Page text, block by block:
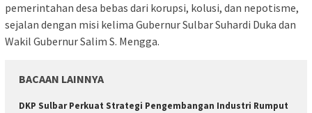
pemerintahan desa bebas dari korupsi, kolusi, dan nepotisme,
sejalan dengan misi kelima Gubernur Sulbar Suhardi Duka dan
Wakil Gubernur Salim S. Mengga.
BACAAN LAINNYA
DKP Sulbar Perkuat Strategi Pengembangan Industri Rumput